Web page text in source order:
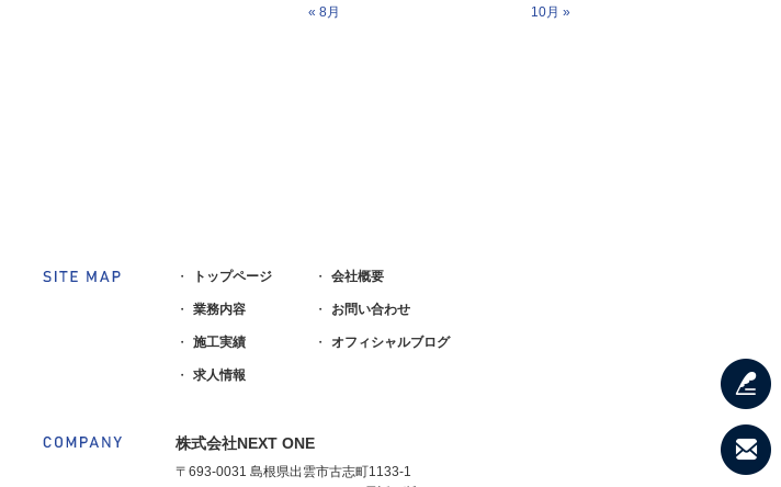
« 8月 10月 »
トップページ
業務内容
施工実績
求人情報
会社概要
お問い合わせ
オフィシャルブログ
株式会社NEXT ONE
〒693-0031 島根県出雲市古志町1133-1